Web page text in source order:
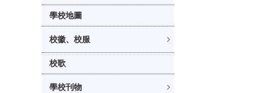
學校地圖
校徽、校服
校歌
學校刊物